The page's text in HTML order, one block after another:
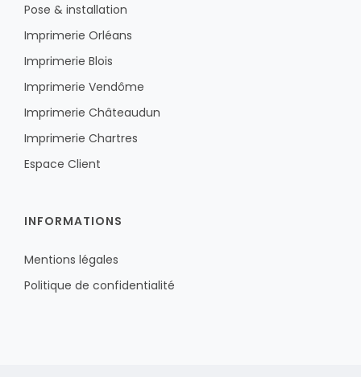
Pose & installation
Imprimerie Orléans
Imprimerie Blois
Imprimerie Vendôme
Imprimerie Châteaudun
Imprimerie Chartres
Espace Client
INFORMATIONS
Mentions légales
Politique de confidentialité